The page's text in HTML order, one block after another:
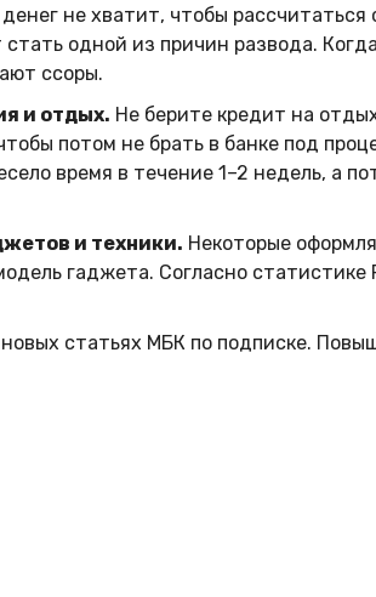
не хватит, чтобы рассчитаться
одной из причин развода.
ссоры.
и отдых. Не берите кредит на
потом не брать в банке под
время в течение 1–2 недель, а
и техники. Некоторые
гаджета. Согласно статистике
статьях МБК по подписке.